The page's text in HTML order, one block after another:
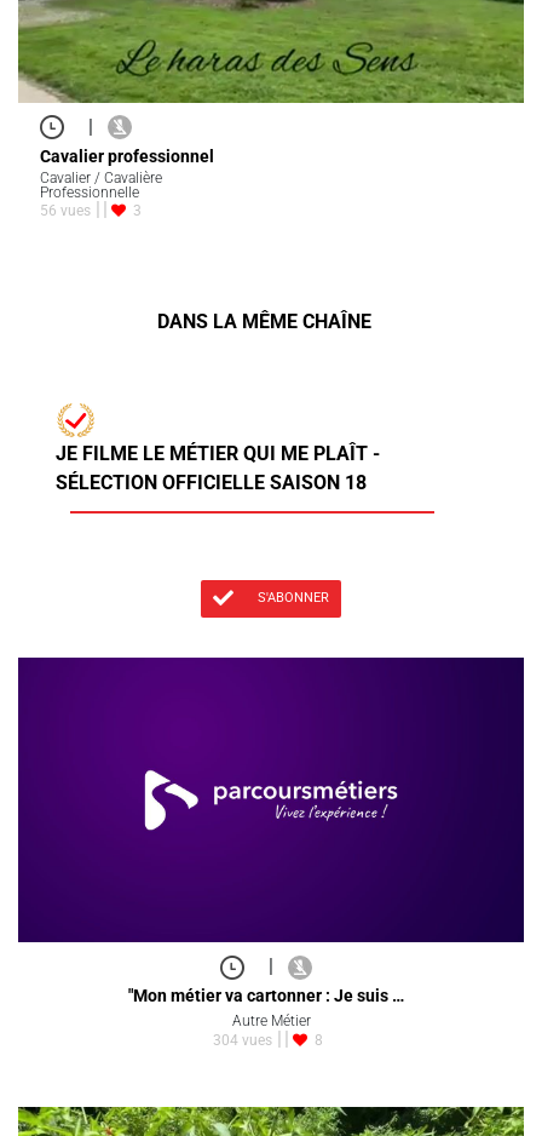
|
Cavalier professionnel
Cavalier / Cavalière
Professionnelle
56 vues
3
DANS LA MÊME CHAÎNE
JE FILME LE MÉTIER QUI ME PLAÎT -
SÉLECTION OFFICIELLE SAISON 18
S'ABONNER
|
"Mon métier va cartonner : Je suis …
Autre Métier
304 vues
8